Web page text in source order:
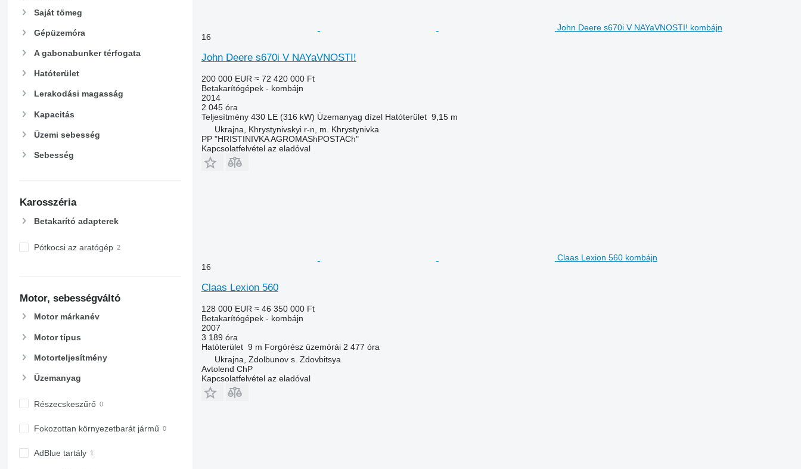
Saját tömeg
Gépüzemóra
A gabonabunker térfogata
Hatóterület
Lerakodási magasság
Kapacitás
Üzemi sebesség
Sebesség
Karosszéria
Betakarító adapterek
Pótkocsi az aratógép
Motor, sebességváltó
Motor márkanév
Motor típus
Motorteljesítmény
Üzemanyag
Részecskeszűrő
Fokozottan környezetbarát jármű
AdBlue tartály
John Deere s670i V NAYaVNOSTI! kombájn
16
John Deere s670i V NAYaVNOSTI!
200 000 EUR ≈ 72 420 000 Ft
Betakarítógépek - kombájn
2014
2 045 óra
Teljesítmény 430 LE (316 kW) Üzemanyag dízel Hatóterület 9,15 m
Ukrajna, Khrystynivskyi r-n, m. Khrystynivka
PP "HRISTINIVKA AGROMAShPOSTACh"
Kapcsolatfelvétel az eladóval
Claas Lexion 560 kombájn
16
Claas Lexion 560
128 000 EUR ≈ 46 350 000 Ft
Betakarítógépek - kombájn
2007
3 189 óra
Hatóterület 9 m Forgórész üzemórái 2 477 óra
Ukrajna, Zdolbunov s. Zdovbitsya
Avtolend ChP
Kapcsolatfelvétel az eladóval